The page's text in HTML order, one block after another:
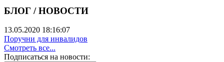
БЛОГ / НОВОСТИ
13.05.2020 18:16:07
Поручни для инвалидов
Смотреть все...
Подписаться на новости: